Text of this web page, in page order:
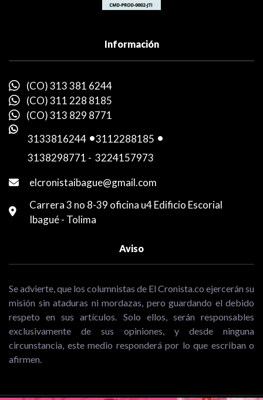
Información
(CO) 313 381 6244
(CO) 311 228 8185
(CO) 313 829 8771
3133816244 -3112288185 -
3138298771 - 3224157973
elcronistaibague@gmail.com
Carrera 3 no 8-39 oficina u4 Edificio Escorial
Ibagué - Tolima
Aviso
Se advierte, que los columnistas de El Cronista.co ejercerán su
misión sin ataduras ni mordazas, pero guardando el debido
respeto en sus artículos. Solo ellos, serán responsables
exclusivamente de sus opiniones, y desde ninguna
circunstancia, este medio responderá por lo que escriban o
afirmen.